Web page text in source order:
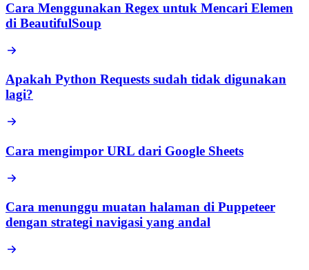
Cara Menggunakan Regex untuk Mencari Elemen
di BeautifulSoup
Apakah Python Requests sudah tidak digunakan
lagi?
Cara mengimpor URL dari Google Sheets
Cara menunggu muatan halaman di Puppeteer
dengan strategi navigasi yang andal